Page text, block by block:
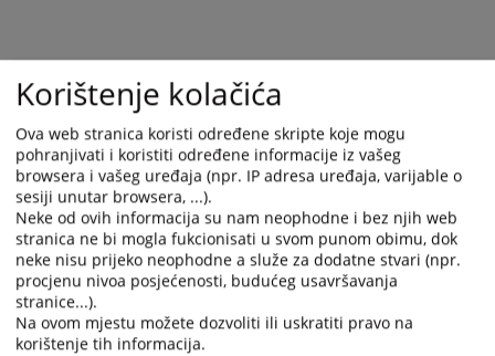
date.
Press
the
question
mark
key
to
get
the
keyboard
shortcuts
the
question
key
to
get
the
keyboard
shortcuts
Korištenje kolačića
Ova web stranica koristi određene skripte koje mogu
pohranjivati i koristiti određene informacije iz vašeg
browsera i vašeg uređaja (npr. IP adresa uređaja, varijable o
sesiji unutar browsera, ...).
Neke od ovih informacija su nam neophodne i bez njih web
stranica ne bi mogla fukcionisati u svom punom obimu, dok
neke nisu prijeko neophodne a služe za dodatne stvari (npr.
procjenu nivoa posjećenosti, budućeg usavršavanja
stranice...).
Na ovom mjestu možete dozvoliti ili uskratiti pravo na
korištenje tih informacija.